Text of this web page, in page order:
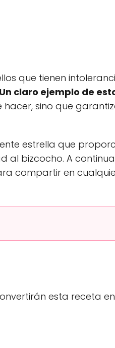
que tienen
Un claro ejemplo de
hacer, sino que
estrella que
al bizcocho. A
compartir en
esta receta en